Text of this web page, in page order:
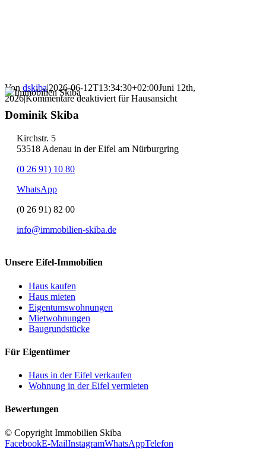
Von dskiba|2026-06-12T13:34:30+02:00Juni 12th,
2026|Kommentare deaktiviert für Hausansicht
Dominik Skiba
Kirchstr. 5
53518 Adenau in der Eifel am Nürburgring
(0 26 91) 10 80
WhatsApp
(0 26 91) 82 00
info@immobilien-skiba.de
Unsere Eifel-Immobilien
Haus kaufen
Haus mieten
Eigentumswohnungen
Mietwohnungen
Baugrundstücke
Für Eigentümer
Haus in der Eifel verkaufen
Wohnung in der Eifel vermieten
Bewertungen
© Copyright Immobilien Skiba
FacebookE-MailInstagramWhatsAppTelefon